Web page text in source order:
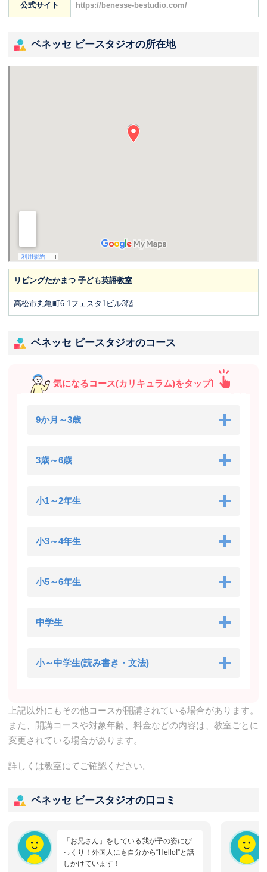
公式サイト https://benesse-bestudio.com/
ベネッセ ビースタジオの所在地
リビングたかまつ 子ども英語教室
高松市丸亀町6-1フェスタ1ビル3階
ベネッセ ビースタジオのコース
気になるコース(カリキュラム)をタップ!
9か月～3歳
3歳～6歳
小1～2年生
小3～4年生
小5～6年生
中学生
小～中学生(読み書き・文法)
上記以外にもその他コースが開講されている場合があります。
また、開講コースや対象年齢、料金などの内容は、教室ごとに
変更されている場合があります。
詳しくは教室にてご確認ください。
ベネッセ ビースタジオの口コミ
「お兄さん」をしている我が子の姿にび
っくり！外国人にも自分から“Hello!”と話
しかけています！